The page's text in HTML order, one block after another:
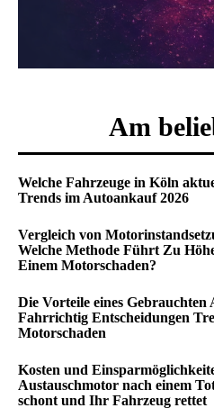
Am
Welche Fahrzeuge in Köln
Trends im Autoankauf 2026
Vergleich von
Welche Methode Führt Zu
Einem Motorschaden?
Die Vorteile eines Gebrauchten
Fahrrichtig Entscheidungen
Motorschaden
Kosten und
Austauschmotor nach einem
schont und Ihr Fahrzeug rettet